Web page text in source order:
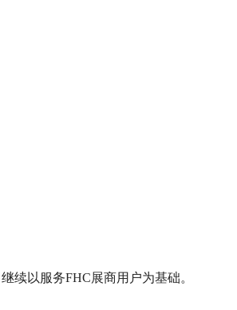
续以服务FHC展商用户为基础。